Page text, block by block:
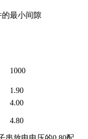
的最小间隙
1000
1.90
4.00
4.80